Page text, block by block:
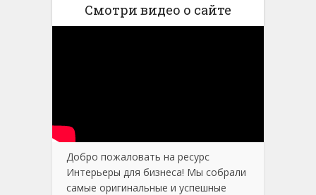
Смотри видео о сайте
Добро пожаловать на ресурс
Интерьеры для бизнеса! Мы собрали
самые оригинальные и успешные